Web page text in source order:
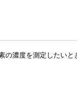
濃度を測定したいと